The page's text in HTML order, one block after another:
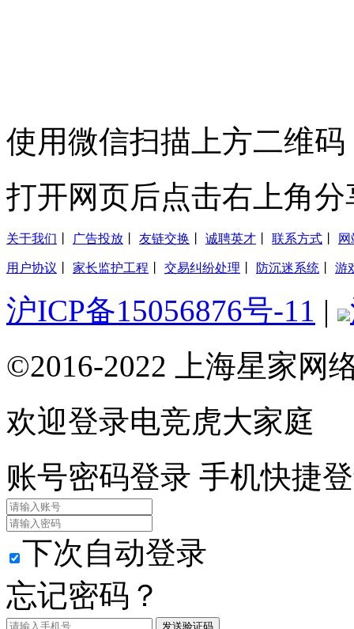
使用微信扫描上方二维码
打开网页后点击右上角分
关于我们 广告投放 友链交换 诚聘英才 联系方式
用户协议 家长监护工程 交易纠纷处理 防沉迷系统 游
沪ICP备15056876号-11 |
©2016-2022 上海星家网
欢迎登录电竞虎大家庭
账号密码登录 手机快捷
下次自动登录
忘记密码？
发送验证码